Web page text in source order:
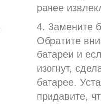
ранее
4. Замените
Обратите
батареи и
изогнут,
батарее.
придавите,